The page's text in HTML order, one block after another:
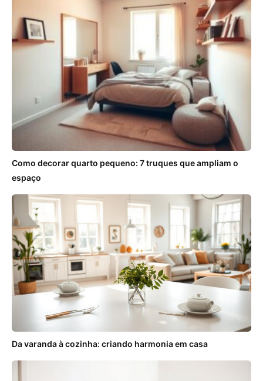
Como decorar quarto pequeno: 7 truques que ampliam o
espaço
Da varanda à cozinha: criando harmonia em casa